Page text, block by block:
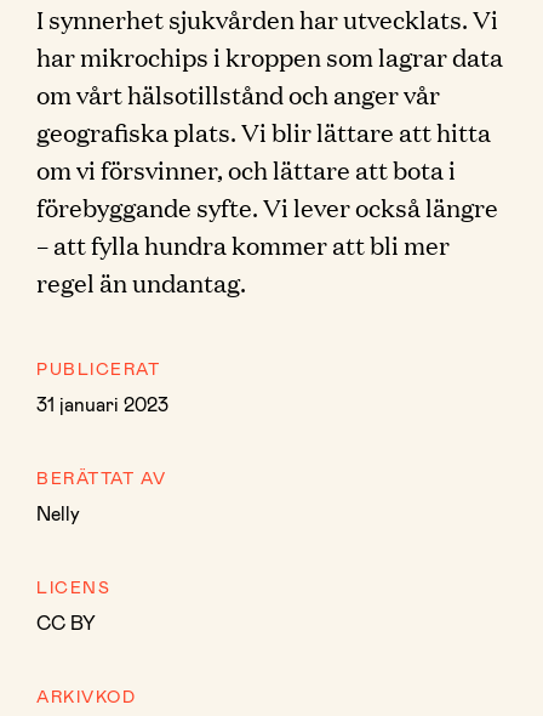
I synnerhet sjukvården har utvecklats. Vi
har mikrochips i kroppen som lagrar data
om vårt hälsotillstånd och anger vår
geografiska plats. Vi blir lättare att hitta
om vi försvinner, och lättare att bota i
förebyggande syfte. Vi lever också längre
– att fylla hundra kommer att bli mer
regel än undantag.
PUBLICERAT
31 januari 2023
BERÄTTAT AV
Nelly
LICENS
CC BY
ARKIVKOD